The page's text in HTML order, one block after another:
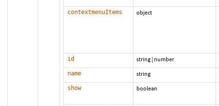
contextmenuItems object
id string | number
name string
show boolean